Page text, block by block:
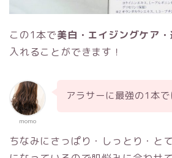
この1本で美白・エイジングケア
入れることができます！
momo
アラサーに最強の1本で
ちなみにさっぱり・しっとり・と